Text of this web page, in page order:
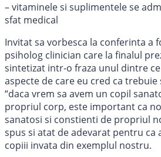
– vitaminele si suplimentele se
sfat medical
Invitat sa vorbesca la conferinta a
psiholog clinician care la finalul
sintetizat intr-o fraza unul dintre
aspecte de care eu cred ca trebuie
“daca vrem sa avem un copil
propriul corp, este important ca
sanatosi si constienti de propriul
spus si atat de adevarat pentru ca
copiii invata din exemplul nostru.